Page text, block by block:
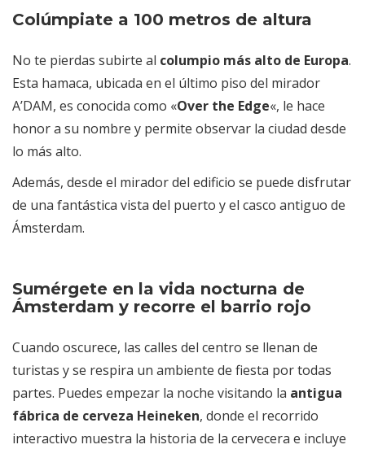
Colúmpiate a 100 metros de altura
No te pierdas subirte al columpio más alto de Europa.
Esta hamaca, ubicada en el último piso del mirador
A’DAM, es conocida como «Over the Edge«, le hace
honor a su nombre y permite observar la ciudad desde
lo más alto.
Además, desde el mirador del edificio se puede disfrutar
de una fantástica vista del puerto y el casco antiguo de
Ámsterdam.
Sumérgete en la vida nocturna de
Ámsterdam y recorre el barrio rojo
Cuando oscurece, las calles del centro se llenan de
turistas y se respira un ambiente de fiesta por todas
partes. Puedes empezar la noche visitando la antigua
fábrica de cerveza Heineken, donde el recorrido
interactivo muestra la historia de la cervecera e incluye